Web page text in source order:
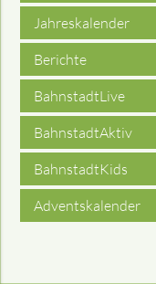
Jahreskalender
Berichte
BahnstadtLive
BahnstadtAktiv
BahnstadtKids
Adventskalender